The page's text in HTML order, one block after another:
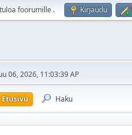
foorumille . Kirjaudu
06, 2026, 11:03:39 AP
Etusivu Haku